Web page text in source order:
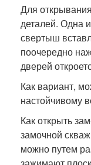
Для
деталей. Одна
свертыш
поочередно
дверей
Как вариант,
настойчивому
Как открыть
замочной
можно путем